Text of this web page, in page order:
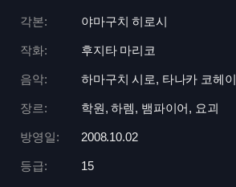
각본: 야마구치 히로시
작화: 후지타 마리코
음악: 하마구치 시로, 타나카 코헤이
장르: 학원, 하렘, 뱀파이어, 요괴
방영일: 2008.10.02
등급: 15